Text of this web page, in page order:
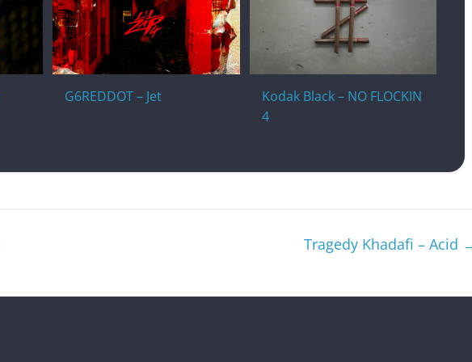
G6REDDOT – Jet
Kodak Black – NO FLOCKIN
4
Tragedy Khadafi – Acid